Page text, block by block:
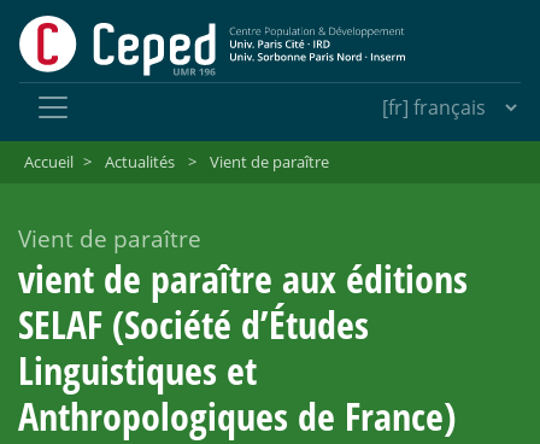
Accueil > Actualités > Vient de paraître
Vient de paraître
vient de paraître aux éditions
SELAF (Société d’Études
Linguistiques et
Anthropologiques de France)